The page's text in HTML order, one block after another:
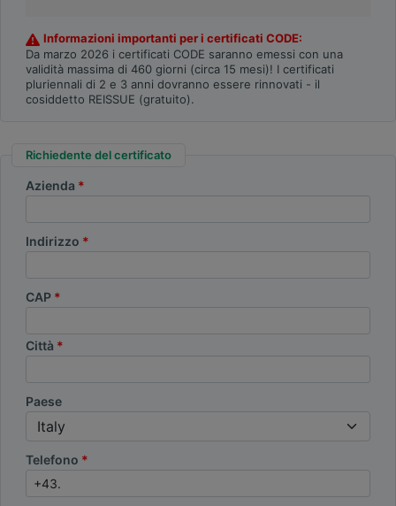
Informazioni importanti per i certificati CODE:
Da marzo 2026 i certificati CODE saranno emessi con una
validità massima di 460 giorni (circa 15 mesi)! I certificati
pluriennali di 2 e 3 anni dovranno essere rinnovati - il
cosiddetto REISSUE (gratuito).
Richiedente del certificato
Azienda
Indirizzo
CAP
Città
Paese
Telefono